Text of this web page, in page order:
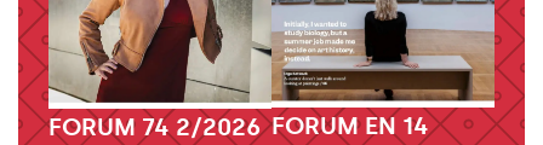
FORUM 74 2/2026 FORUM EN 14